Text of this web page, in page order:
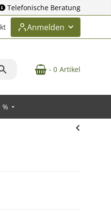
Telefonische Beratung
Anmelden
- 0 Artikel
%